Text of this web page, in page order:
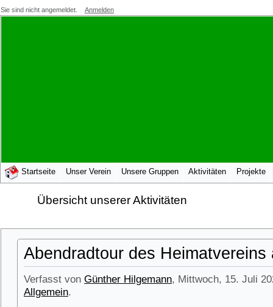
Sie sind nicht angemeldet. Anmelden
Startseite Unser Verein Unsere Gruppen Aktivitäten Projekte
Übersicht unserer Aktivitäten
Abendradtour des Heimatvereins
Verfasst von Günther Hilgemann, Mittwoch, 15. Juli
Allgemein.